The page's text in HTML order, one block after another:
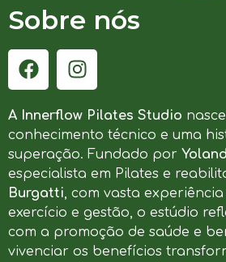
Sobre nós
A Innerflow Pilates Studio
conhecimento técnico e uma
superação. Fundado por
especialista em Pilates e
Burgatti, com vasta
exercício e gestão, o estúdio
com a promoção de saúde e
vivenciar os benefícios